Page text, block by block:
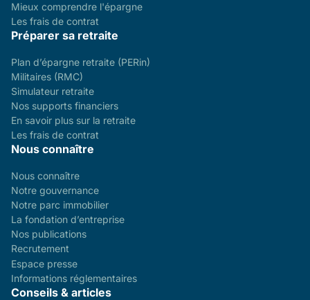
Mieux comprendre l'épargne
Les frais de contrat
Préparer sa retraite
Plan d’épargne retraite (PERin)
Militaires (RMC)
Simulateur retraite
Nos supports financiers
En savoir plus sur la retraite
Les frais de contrat
Nous connaître
Nous connaître
Notre gouvernance
Notre parc immobilier
La fondation d’entreprise
Nos publications
Recrutement
Espace presse
Informations réglementaires
Conseils & articles